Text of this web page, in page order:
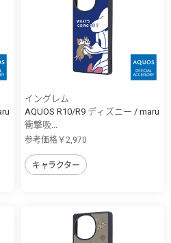
イングレム
AQUOS R10/R9 ディズニー / maru
衝撃吸...
参考価格￥2,970
キャラクター